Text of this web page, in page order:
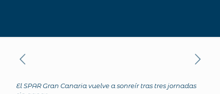
El SPAR Gran Canaria vuelve a sonreír tras tres jornadas